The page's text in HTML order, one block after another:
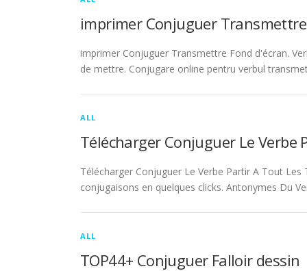
imprimer Conjuguer
imprimer Conjuguer Transmettre Fond d'écran.
de mettre. Conjugare online pentru verbul
ALL
Télécharger Conjuguer Le Verbe
Télécharger Conjuguer Le Verbe Partir A Tout
conjugaisons en quelques clicks. Antonymes Du
ALL
TOP44+ Conjuguer Falloir dessin